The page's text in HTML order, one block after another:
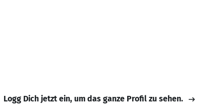
Logg Dich jetzt ein, um das ganze Profil zu sehen.